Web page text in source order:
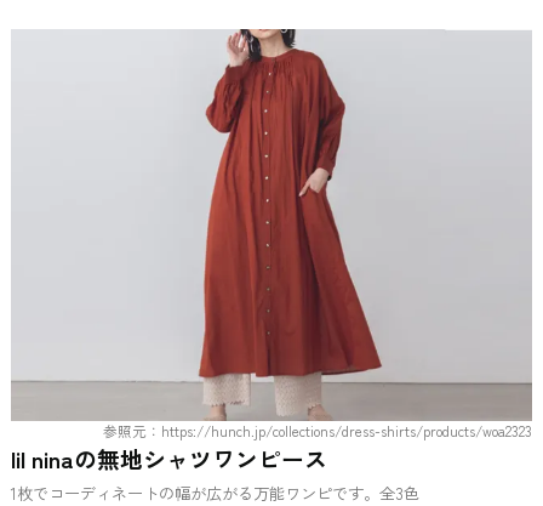
参照元：https://hunch.jp/collections/dress-shirts/products/woa2323
lil ninaの無地シャツワンピース
1枚でコーディネートの幅が広がる万能ワンピです。全3色